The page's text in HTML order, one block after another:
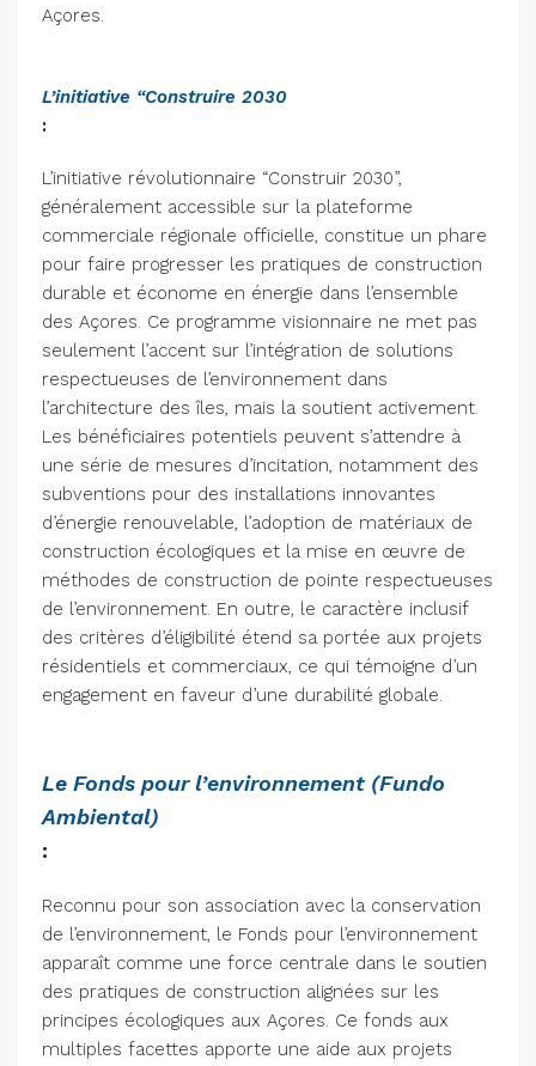
Açores.
L’initiative “Construire 2030
:
L’initiative révolutionnaire “Construir 2030”,
généralement accessible sur la plateforme
commerciale régionale officielle, constitue un phare
pour faire progresser les pratiques de construction
durable et économe en énergie dans l’ensemble
des Açores. Ce programme visionnaire ne met pas
seulement l’accent sur l’intégration de solutions
respectueuses de l’environnement dans
l’architecture des îles, mais la soutient activement.
Les bénéficiaires potentiels peuvent s’attendre à
une série de mesures d’incitation, notamment des
subventions pour des installations innovantes
d’énergie renouvelable, l’adoption de matériaux de
construction écologiques et la mise en œuvre de
méthodes de construction de pointe respectueuses
de l’environnement. En outre, le caractère inclusif
des critères d’éligibilité étend sa portée aux projets
résidentiels et commerciaux, ce qui témoigne d’un
engagement en faveur d’une durabilité globale.
Le Fonds pour l’environnement (Fundo
Ambiental)
:
Reconnu pour son association avec la conservation
de l’environnement, le Fonds pour l’environnement
apparaît comme une force centrale dans le soutien
des pratiques de construction alignées sur les
principes écologiques aux Açores. Ce fonds aux
multiples facettes apporte une aide aux projets